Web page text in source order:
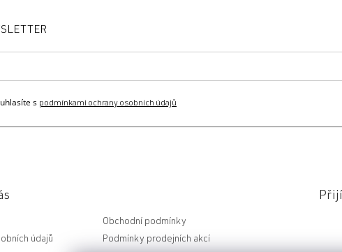
s podmínkami ochrany osobních údajů
Obchodní podmínky
údajů
Podmínky prodejních akcí